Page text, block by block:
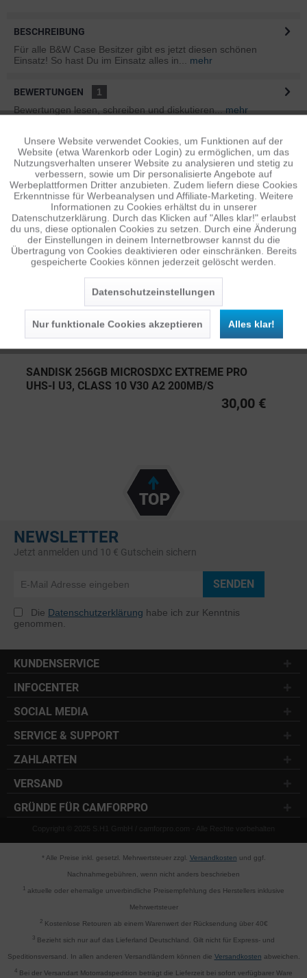
BESCHREIBUNG
Für alle B&W Case Besitzer gibt es jetzt diesen schönen
Einsatz! So hast Du im Einsatz alles in...
mehr
BEWERTUNGEN
1
Bewertungen lesen, schreiben und diskutieren...
mehr
ÄHNLICHE ARTIKEL
Diese Artikel sind dem Produkt ähnlich ...mehr
Persönliche Empfehlungen
SANDISK 256GB MICROSDXC EXTREME PRO
UHS-I U3, CLASS 10 V30 A2 200MB/S
30,00 €
NEWSLETTER
Jetzt anmelden und 10 € Gutschein sichern
SENDEN
Die Datenschutzerklärung habe ich zur Kenntnis
genommen.
KUNDENSERVICE
INFOCENTER
SOCIAL MEDIA
SERVICE & SUPPORT
ZAHLARTEN
VERSAND
GRÜNDE FÜR CAMFORPRO
Copyright © 2025 S.H1 GmbH / camforpro.com - Alle Rechte vorbehalten
* Alle Preise inkl. gesetzl. Mehrwertsteuer zzgl. Versandkosten und ggf.
Nachnahmegebühren, wenn nicht anders beschrieben
aktuelle oder ehemalige unverbindliche Preisempfehlung des Herstellers inklusive
Mehrwertsteuer
2Kostenlose Retouren ab einem Warenwert der Rücksendung über 40€
3 Bezieht sich nur auf das Lieferland Deutschland. Gilt nicht für Express- und
Speditionsversand. In allen anderen Versandländern können die Versandkosten abweichen.
4 Bei der Versandart Motorradspedition beträgt die Lieferzeit bei sofort verfügbarer Ware
Funktionale Aktiv
Tracking Inaktiv
Personalisierung Inaktiv
Service Inaktiv
Unsere Website verwendet Cookies, um Funktionen auf der
Website (etwa Warenkorb oder Login) zu ermöglichen, um das
Nutzungsverhalten unserer Website zu analysieren und stetig zu
verbessern, sowie um Dir personalisierte Angebote auf
Werbeplattformen Dritter anzubieten. Zudem liefern diese Cookies
Erkenntnisse für Werbeanalysen und Affiliate-Marketing. Weitere
Informationen zu Cookies erhältst du in unserer
Datenschutzerklärung. Durch das Klicken auf "Alles klar!" erlaubst
du uns, diese optionalen Cookies zu setzen. Durch eine Änderung
der Einstellungen in deinem Internetbrowser kannst du die
Übertragung von Cookies deaktivieren oder einschränken. Bereits
gespeicherte Cookies können jederzeit gelöscht werden.
Datenschutzeinstellungen
Nur funktionale Cookies akzeptieren Alles klar!